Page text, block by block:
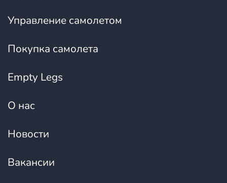
Управление самолетом
Покупка самолета
Empty Legs
О нас
Новости
Вакансии